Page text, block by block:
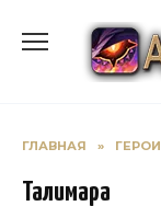
содержанию
ГЛАВНАЯ » ГЕРОИ
Талимара